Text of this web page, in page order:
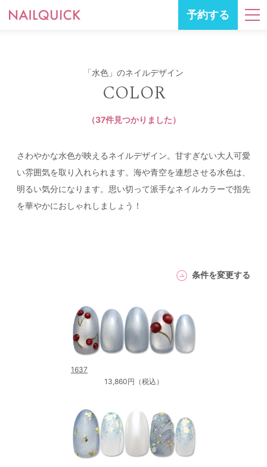
予約する
「水色」のネイルデザイン
COLOR
（37件見つかりました）
さわやかな水色が映えるネイルデザイン。甘すぎない大人可愛
い雰囲気を取り入れられます。海や青空を連想させる水色は、
明るい気分になります。思い切って派手なネイルカラーで指先
を華やかにおしゃれしましょう！
条件を変更する
1637
13,860円（税込）